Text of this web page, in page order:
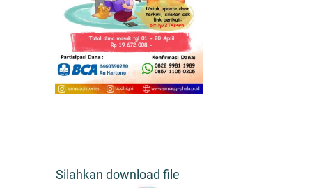
Silahkan download file